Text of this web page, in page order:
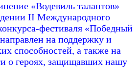
«Водевиль талантов»
II Международного
фестиваля «Победный
на поддержку и
способностей, а также на
о героях, защищавших нашу